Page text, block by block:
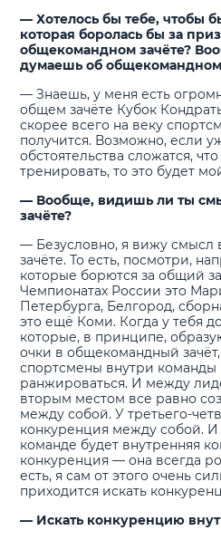
— Хотелось бы тебе, чтобы
которая боролась бы за
общекомандном зачёте?
думаешь об общекомандном
— Знаешь, у меня есть
общем зачёте Кубок
скорее всего на веку
получится. Возможно, если
обстоятельства сложатся,
тренировать, то это будет
— Вообще, видишь ли ты
зачёте?
— Безусловно, я вижу смысл
зачёте. То есть, посмотри,
которые борются за общий
Чемпионатах России это
Петербурга, Белгород,
это ещё Коми. Когда у тебя
которые, в принципе,
очки в общекомандный зачёт,
спортсмены внутри команды
ранжироваться. И между
вторым местом все равно
между собой. У третьего-
конкуренция между собой. И
команде будет внутренняя
конкуренция — она всегда
есть, я сам от этого очень
приходится искать
— Искать конкуренцию